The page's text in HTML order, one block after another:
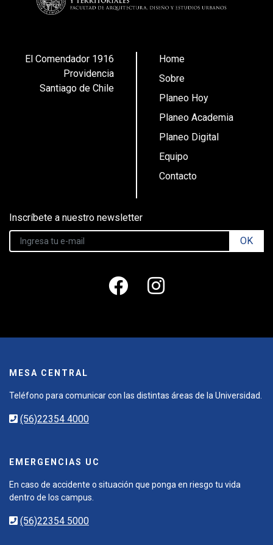
El Comendador 1916
Providencia
Santiago de Chile
Home
Sobre
Planeo Hoy
Planeo Academia
Planeo Digital
Equipo
Contacto
Inscríbete a nuestro newsletter
OK
MESA CENTRAL
Teléfono para comunicar con las distintas áreas de la Universidad.
(56)22354 4000
EMERGENCIAS UC
En caso de accidente o situación que ponga en riesgo tu vida
dentro de los campus.
(56)22354 5000